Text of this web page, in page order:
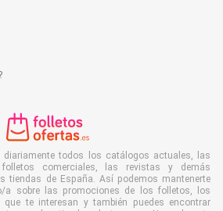
diariamente todos los catálogos actuales, las
comerciales, las revistas y demás
tiendas de España. Así podemos mantenerte
a sobre las promociones de los folletos, los
te interesan y también puedes encontrar